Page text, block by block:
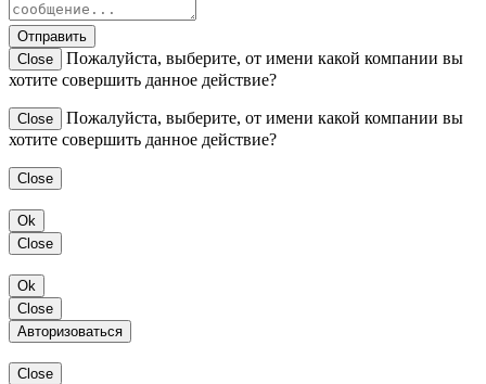
Отправить
Close
Пожалуйста, выберите, от имени какой компании вы
хотите совершить данное действие?
Close
Пожалуйста, выберите, от имени какой компании вы
хотите совершить данное действие?
Close
Ok
Close
Ok
Close
Авторизоваться
Close